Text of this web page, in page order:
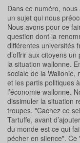
Dans ce numéro,
un sujet qui nous
Nous avons pour ce
question dont la
différentes universités
d’offrir aux citoyens
la situation wallonne.
sociale de la Wallonie,
et les partis politiques
l’économie wallonne.
dissimuler la situation
troupes. "Cachez ce
Tartuffe, avant
du monde est ce qui
pécher en silence". Ce